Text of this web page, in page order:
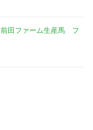
田ファーム生産馬 フ